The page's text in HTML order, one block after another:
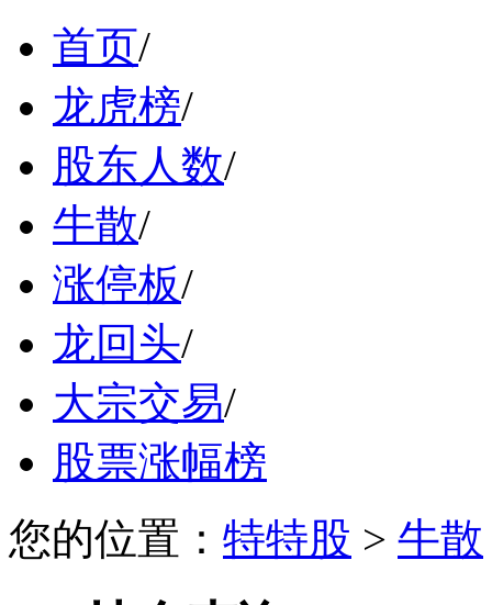
首页/
龙虎榜/
股东人数/
牛散/
涨停板/
龙回头/
大宗交易/
股票涨幅榜
您的位置： 特特股 > 牛散